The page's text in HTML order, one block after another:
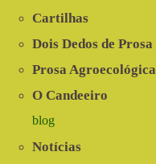
Cartilhas
Dois Dedos de Prosa
Prosa Agroecológica
O Candeeiro
blog
Notícias